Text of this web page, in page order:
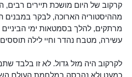
קרקוב של היום מושכת תיירים
מההיסטוריה הארוכה, לבקר במבנים
מרתקים, להלך בסמטאות ימי
עשירה, מטבח נהדר וחיי לילה
לקרקוב היה מזל גדול. לא זו בלבד
כמעט ולא נהרסה במלחמת העולם